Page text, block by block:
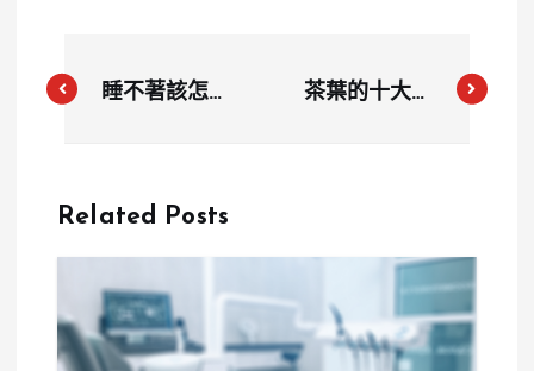
睡不著該怎麼
茶葉的十大健
Related Posts